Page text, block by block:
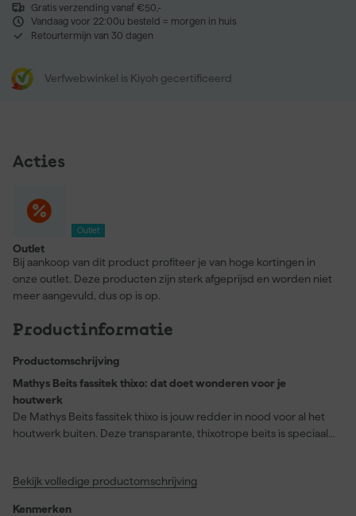
Gratis verzending vanaf €50,-
Vandaag voor 22:00u besteld = morgen in huis
Retourtermijn van 30 dagen
Verfwebwinkel is Kiyoh gecertificeerd
Acties
Outlet
Outlet
Bij aankoop van dit product profiteer je van hoge kortingen in
onze outlet. Deze producten zijn sterk afgeprijsd en worden niet
meer aangevuld, dus op is op.
Productinformatie
Productomschrijving
Mathys Beits fassitek thixo: dat doet wonderen voor je
houtwerk
De Mathys Beits fassitek thixo is jouw redder in nood voor al het
houtwerk buiten. Deze transparante, thixotrope beits is speciaal
natuurlijke uitstraling van het hout, maar zorgt het ook voor een
Bekijk volledige productomschrijving
Kenmerken